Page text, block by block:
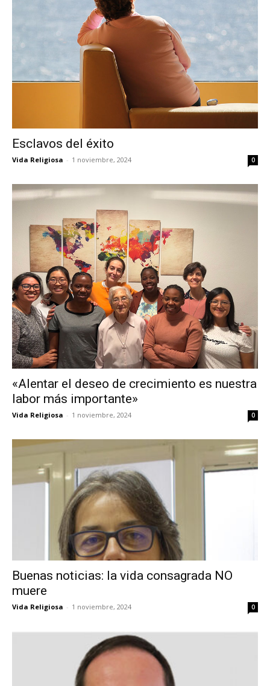
Esclavos del éxito
Vida Religiosa - 1 noviembre, 2024 0
«Alentar el deseo de crecimiento es nuestra
labor más importante»
Vida Religiosa - 1 noviembre, 2024 0
Buenas noticias: la vida consagrada NO
muere
Vida Religiosa - 1 noviembre, 2024 0